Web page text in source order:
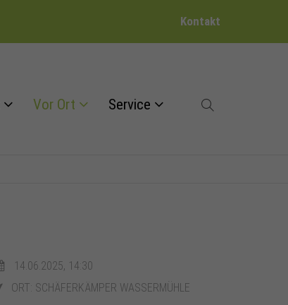
Kontakt
Vor Ort Service
14.06.2025, 14:30
ORT: SCHÄFERKÄMPER WASSERMÜHLE